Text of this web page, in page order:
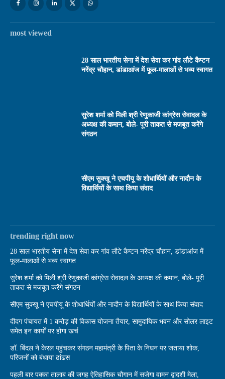
most viewed
28 साल भारतीय सेना में देश सेवा कर गांव लौटे कैप्टन
नरेंद्र चौहान, डांडाआंज में फूल-मालाओं से भव्य स्वागत
सुरेश शर्मा को मिली श्री रेणुकाजी कांग्रेस सेवादल के
अध्यक्ष की कमान, बोले- पूरी ताकत से मजबूत करेंगे
संगठन
सीएम सुक्खू ने एचपीयू के शोधार्थियों और नादौन के
विद्यार्थियों के साथ किया संवाद
trending right now
28 साल भारतीय सेना में देश सेवा कर गांव लौटे कैप्टन नरेंद्र चौहान, डांडाआंज में
फूल-मालाओं से भव्य स्वागत
सुरेश शर्मा को मिली श्री रेणुकाजी कांग्रेस सेवादल के अध्यक्ष की कमान, बोले- पूरी
ताकत से मजबूत करेंगे संगठन
सीएम सुक्खू ने एचपीयू के शोधार्थियों और नादौन के विद्यार्थियों के साथ किया संवाद
दीदग पंचायत में 1 करोड़ की विकास योजना तैयार, सामुदायिक भवन और सोलर लाइट
समेत इन कार्यों पर होगा खर्च
डॉ. बिंदल ने केरल पहुंचकर संगठन महामंत्री के पिता के निधन पर जताया शोक,
परिजनों को बंधाया ढांढस
पहली बार पक्का तालाब की जगह ऐतिहासिक चौगान में सजेगा वामन द्वादशी मेला,